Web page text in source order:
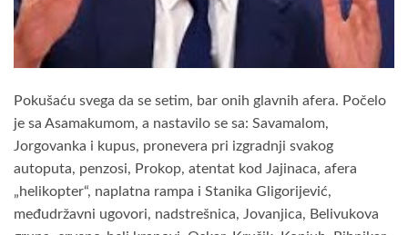
Pokušaću svega da se setim, bar onih glavnih afera. Počelo
je sa Asamakumom, a nastavilo se sa: Savamalom,
Jorgovanka i kupus, pronevera pri izgradnji svakog
autoputa, penzosi, Prokop, atentat kod Jajinaca, afera
„helikopter“, naplatna rampa i Stanika Gligorijević,
međudržavni ugovori, nadstrešnica, Jovanjica, Belivukova